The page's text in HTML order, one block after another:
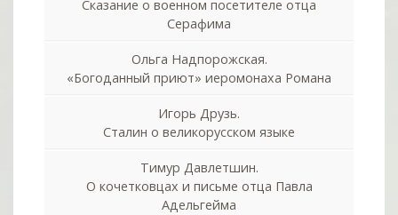
Сказание о военном посетителе отца
Серафима
Ольга Надпорожская.
«Богоданный приют» иеромонаха Романа
Игорь Друзь.
Сталин о великорусском языке
Тимур Давлетшин.
О кочетковцах и письме отца Павла
Адельгейма